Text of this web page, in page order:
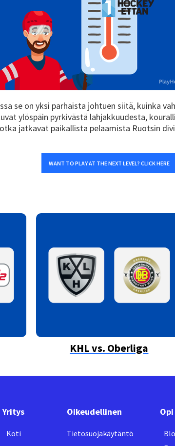
se on yksi parhaista johtuen siitä, kuinka
ylöspäin pyrkivästä lahjakkuudesta,
jatkavat paikallista pelaamista Ruotsin
WANT TO PLAY AT THE NEXT LEVEL? CLICK HERE
KHL vs. Oberliga
Yritys
Koti
Oikeudellinen
Tietosuojakäytäntö
Opi